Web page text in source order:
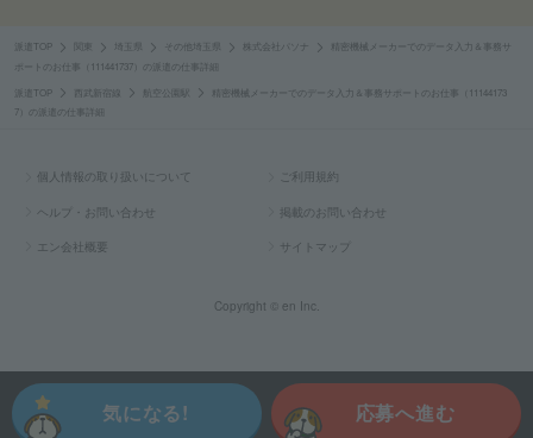
応募へ進む
気になる!
派遣TOP 埼玉県 その他埼玉県 株式会社パソナ
精密機械メーカーでのデータ入力＆事務サ
ポートのお仕事（111441737）の派遣の仕事詳細
派遣TOP 西武新宿線 航空公園駅
精密機械メーカーでのデータ入力＆事務サポートのお仕事（11144173
7）の派遣の仕事詳細
個人情報の取り扱いについて ご利用規約
ヘルプ・お問い合わせ 掲載のお問い合わせ
エン会社概要 サイトマップ
Copyright © en Inc.